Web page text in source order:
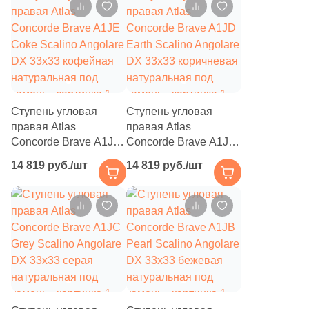
Piemme Ceramiche ( 24 )
Pieza Ceramica (95)
99
Polo Gres (2)
Porcelanicos HDC (63
Porcelanite Dos ( 58)
Porcelanosa (225)
Premium GT (10)
Primavera (397)
Ступень угловая
правая Atlas
Concorde Brave A1JE
Coke Scalino Angolare
DX 33х33 кофейная
натуральная под
камень
14 819 руб./шт
Ступень угловая
правая Atlas
Concorde Brave A1JD
Earth Scalino Angolare
DX 33х33 коричневая
натуральная под
камень
14 819 руб./шт